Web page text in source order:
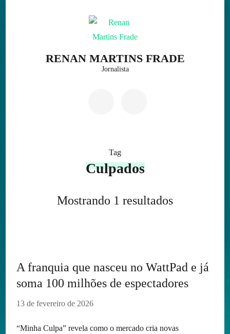
RENAN MARTINS FRADE
Jornalista
Tag
Culpados
Mostrando 1 resultados
A franquia que nasceu no WattPad e já
soma 100 milhões de espectadores
13 de fevereiro de 2026
“Minha Culpa” revela como o mercado cria novas